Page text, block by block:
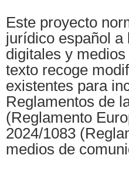
Este proyecto
jurídico español a
digitales y
texto recoge
existentes para
Reglamentos de
(Reglamento
2024/1083
medios de